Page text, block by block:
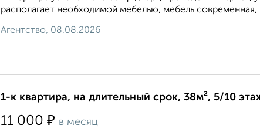
располагает необходимой мебелью, мебель
Агентство, 08.08.2026
1-к квартира, на длительный срок, 38м², 5/10
11 000 ₽ в месяц